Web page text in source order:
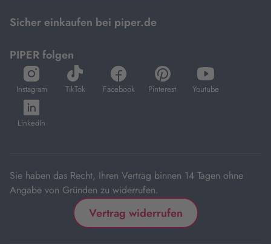
Sicher einkaufen bei piper.de
PIPER folgen
Instagram
öffnet
in
neuem
Tab
TikTok
öffnet
in
Facebook
öffnet
in
Pinterest
öffnet
in
Youtube
öffnet
in
LinkedIn
öffnet
in
Sie haben das Recht, Ihren Vertrag binnen 14 Tagen ohne
Angabe von Gründen zu widerrufen.
Vertrag widerrufen